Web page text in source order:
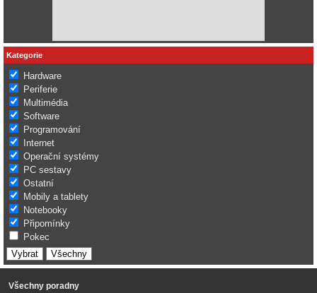
Kategorie
Hardware
Periferie
Multimédia
Software
Programování
Internet
Operační systémy
PC sestavy
Ostatní
Mobily a tablety
Notebooky
Připomínky
Pokec
Všechny poradny